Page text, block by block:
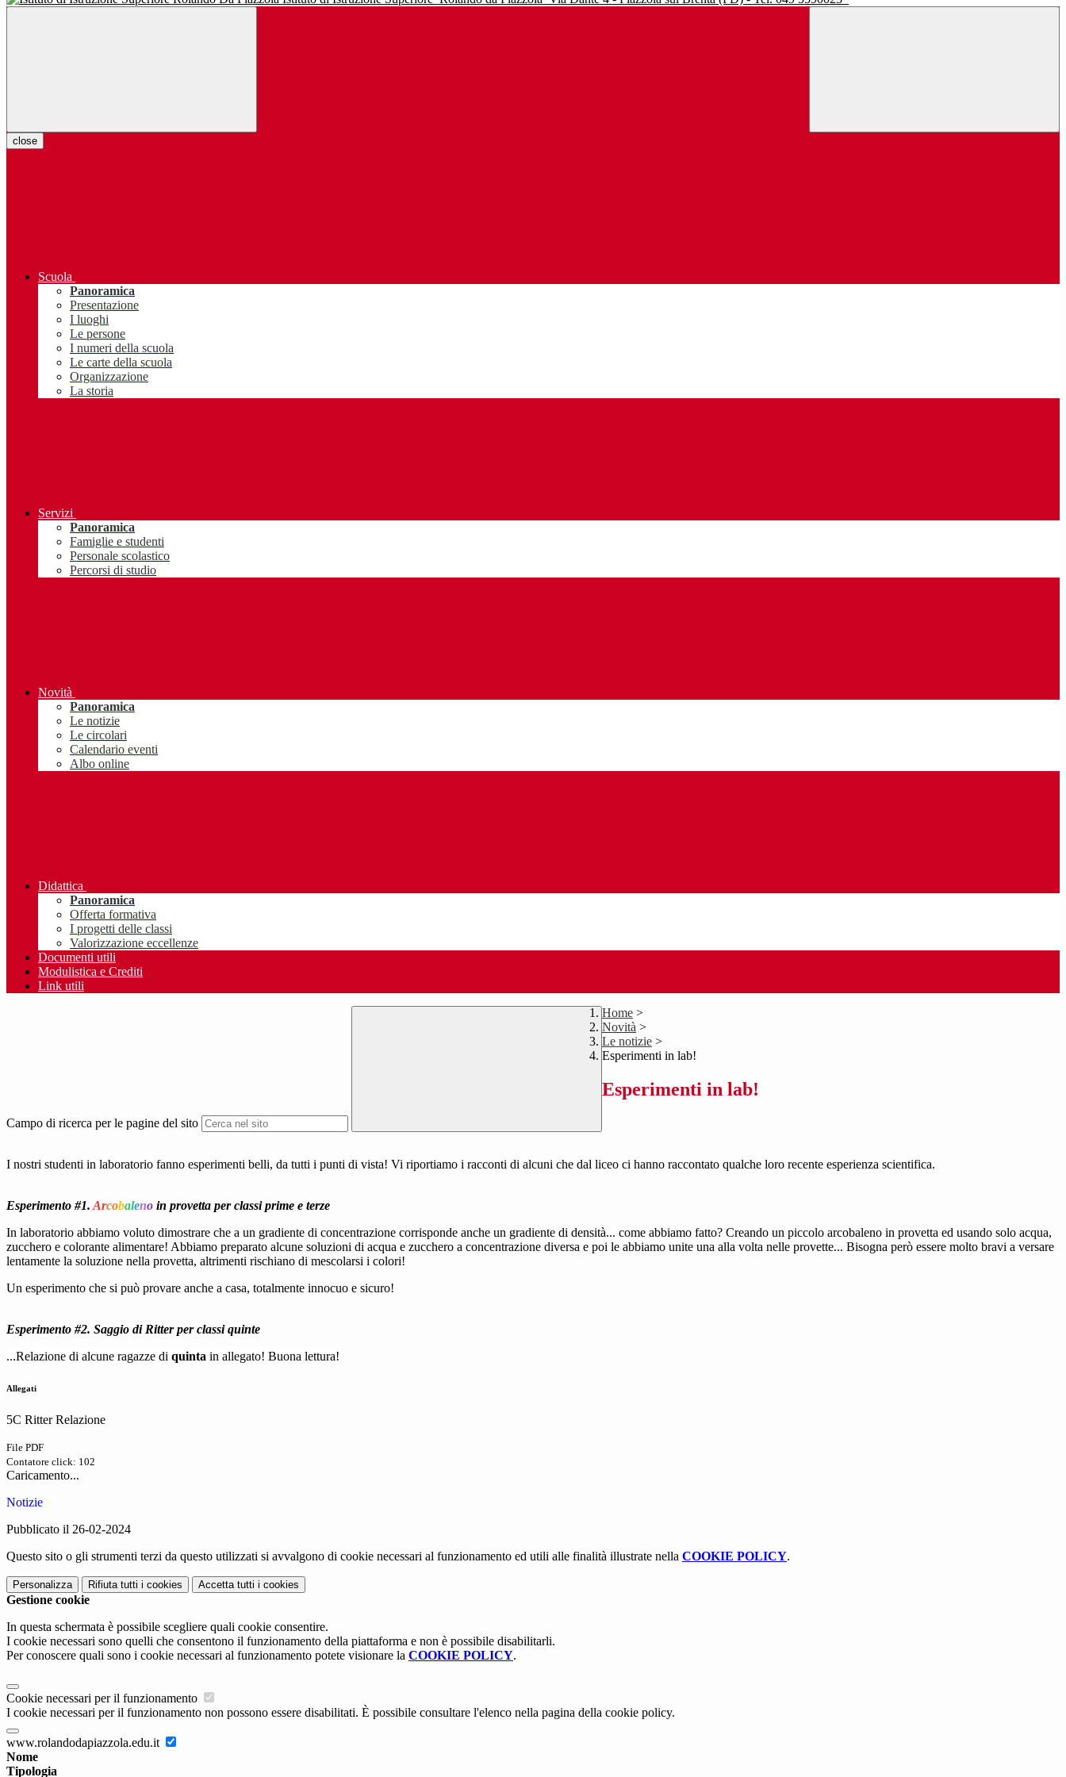
close
Scuola
Panoramica
Presentazione
I luoghi
Le persone
I numeri della scuola
Le carte della scuola
Organizzazione
La storia
Servizi
Panoramica
Famiglie e studenti
Personale scolastico
Percorsi di studio
Novità
Panoramica
Le notizie
Le circolari
Calendario eventi
Albo online
Didattica
Panoramica
Offerta formativa
I progetti delle classi
Valorizzazione eccellenze
Documenti utili
Modulistica e Crediti
Link utili
Campo di ricerca per le pagine del sito
Home >
Novità >
Le notizie >
Esperimenti in lab!
Esperimenti in lab!
I nostri studenti in laboratorio fanno esperimenti belli, da tutti i punti di vista! Vi riportiamo i racconti di alcuni che dal liceo ci hanno raccontato qualche loro recente esperienza scientifica.
Esperimento #1. Arcobaleno in provetta per classi prime e terze
In laboratorio abbiamo voluto dimostrare che a un gradiente di concentrazione corrisponde anche un gradiente di densità... come abbiamo fatto? Creando un piccolo arcobaleno in provetta ed usando solo acqua,
zucchero e colorante alimentare! Abbiamo preparato alcune soluzioni di acqua e zucchero a concentrazione diversa e poi le abbiamo unite una alla volta nelle provette... Bisogna però essere molto bravi a versare
lentamente la soluzione nella provetta, altrimenti rischiano di mescolarsi i colori!
Un esperimento che si può provare anche a casa, totalmente innocuo e sicuro!
Esperimento #2. Saggio di Ritter per classi quinte
...Relazione di alcune ragazze di quinta in allegato! Buona lettura!
Allegati
5C Ritter Relazione
File PDF
Contatore click: 102
Caricamento...
Notizie
Pubblicato il 26-02-2024
Questo sito o gli strumenti terzi da questo utilizzati si avvalgono di cookie necessari al funzionamento ed utili alle finalità illustrate nella COOKIE POLICY.
Personalizza Rifiuta tutti i cookies Accetta tutti i cookies
Gestione cookie
In questa schermata è possibile scegliere quali cookie consentire.
I cookie necessari sono quelli che consentono il funzionamento della piattaforma e non è possibile disabilitarli.
Per conoscere quali sono i cookie necessari al funzionamento potete visionare la COOKIE POLICY.
Cookie necessari per il funzionamento
I cookie necessari per il funzionamento non possono essere disabilitati. È possibile consultare l'elenco nella pagina della cookie policy.
www.rolandodapiazzola.edu.it
Nome
Tipologia